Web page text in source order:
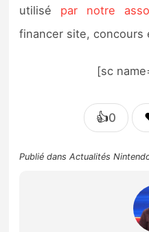
utilisé par notre
financer site, concours
[sc
👍0
Publié dansActualités